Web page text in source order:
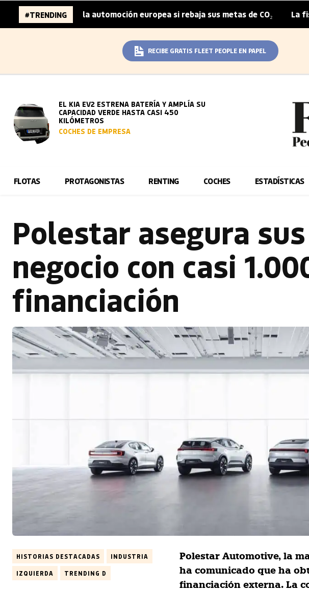
#TRENDING
de la automoción europea si rebaja sus metas de CO₂ | La fiscalidad
RECIBE GRATIS FLEET PEOPLE EN PAPEL
EL KIA EV2 ESTRENA BATERÍA Y AMPLÍA SU
CAPACIDAD VERDE HASTA CASI 450
KILÓMETROS
COCHES DE EMPRESA
FLOTAS PROTAGONISTAS RENTING COCHES ESTADÍSTICAS
Polestar asegura
negocio con casi
financiación
HISTORIAS DESTACADAS INDUSTRIA
IZQUIERDA TRENDING D
Polestar Automotive, la
ha comunicado que ha
financiación externa. La